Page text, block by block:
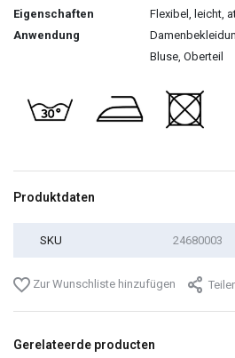
Eigenschaften
Flexibel, leicht,
Anwendung
Bluse, Oberteil
Produktdaten
SKU 24680003
Zur Wunschliste hinzufügen
Gerelateerde producten